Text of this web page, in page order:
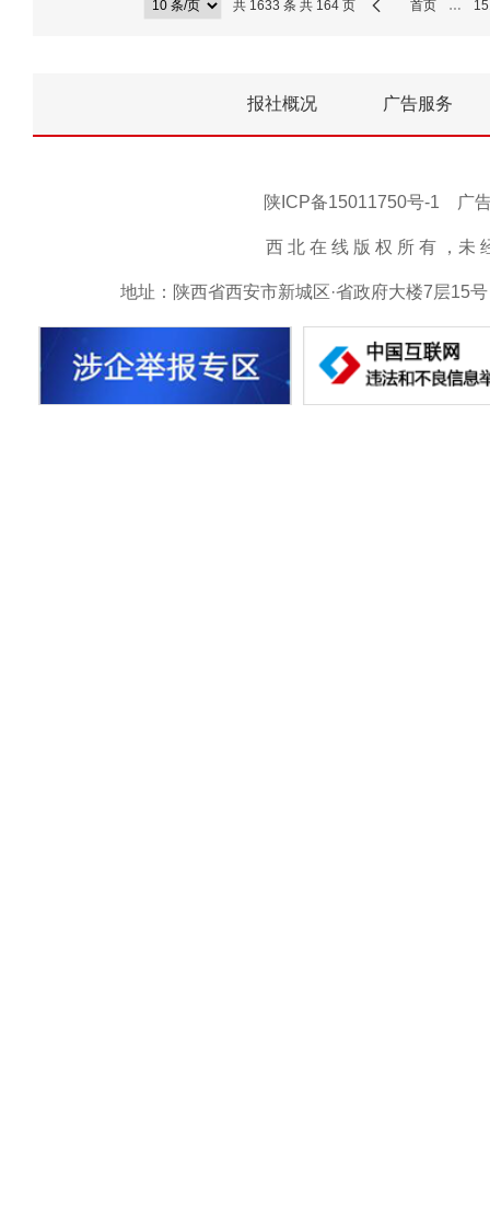
共 1633 条 共 164 页 首页 …
报社概况 广告服务
陕ICP备15011750号-1 广
西 北 在 线 版 权 所 有 ，未
地址：陕西省西安市新城区·省政府大楼7层